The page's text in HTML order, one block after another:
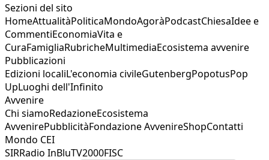
Sezioni del sito
HomeAttualitàPoliticaMondoAgoràPodcastChiesaIdee e
CommentiEconomiaVita e
CuraFamigliaRubricheMultimediaEcosistema avvenire
Pubblicazioni
Edizioni localiL'economia civileGutenbergPopotusPop
UpLuoghi dell'Infinito
Avvenire
Chi siamoRedazioneEcosistema
AvvenirePubblicitàFondazione AvvenireShopContatti
Mondo CEI
SIRRadio InBluTV2000FISC